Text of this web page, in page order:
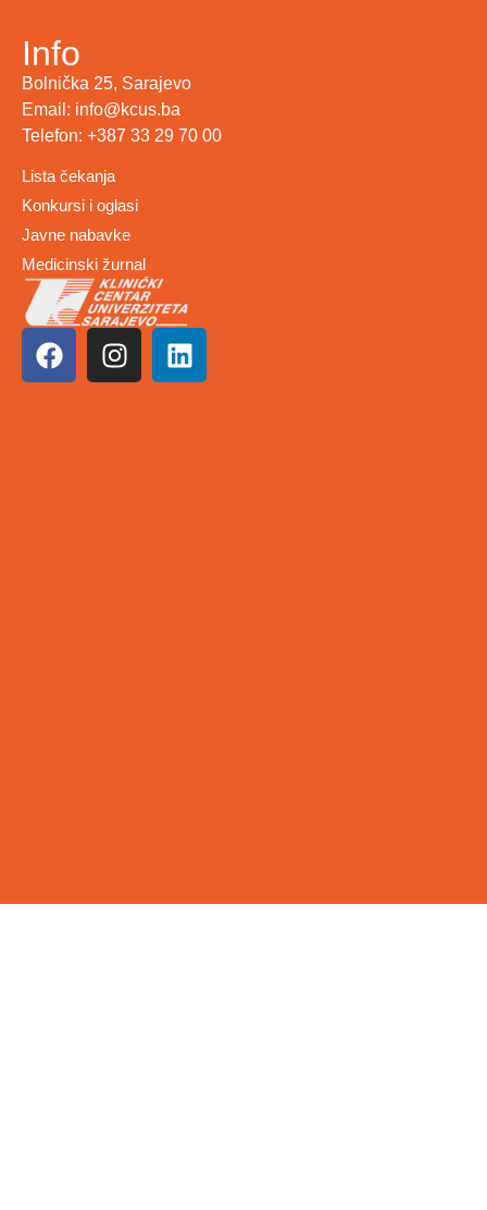
Info
Bolnička 25, Sarajevo
Email: info@kcus.ba
Telefon: +387 33 29 70 00
Lista čekanja
Konkursi i oglasi
Javne nabavke
Medicinski žurnal